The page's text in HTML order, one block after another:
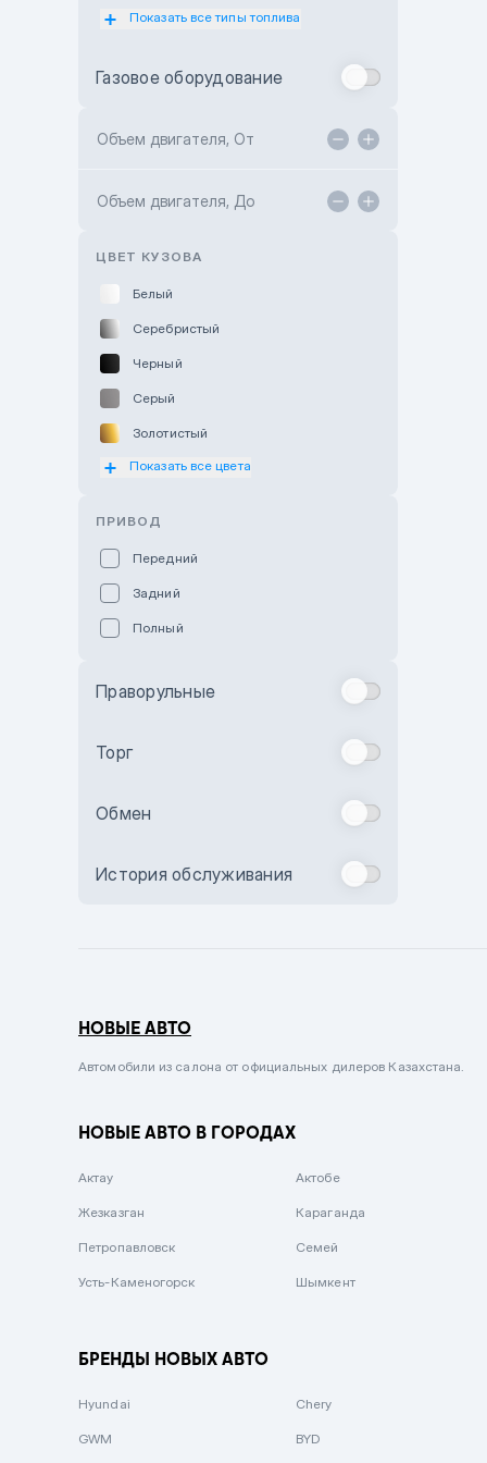
Subaru Motor Almaty
Toyota Kokshetau
Hyundai ShymCity
Показать все типы топлива
Газовое оборудование
Объем двигателя, От
Объем двигателя, До
ЦВЕТ КУЗОВА
Белый
Серебристый
Черный
Серый
Золотистый
Оранжевый
Бежевый
Комбинированный
Сиреневый металлик
Вишневый
Зеленый металлик
Показать все цвета
ПРИВОД
Передний
Задний
Полный
Праворульные
Торг
Обмен
История обслуживания
НОВЫЕ АВТО
Автомобили из салона от официальных дилеров Казахстана.
НОВЫЕ АВТО В ГОРОДАХ
Актау Актобе
Жезказган Караганда
Петропавловск Семей
Усть-Каменогорск Шымкент
БРЕНДЫ НОВЫХ АВТО
Hyundai Chery
GWM BYD